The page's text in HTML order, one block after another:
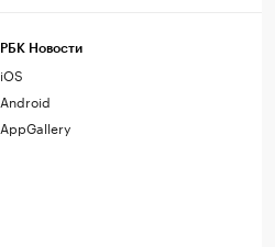
РБК Новости
iOS
Android
AppGallery